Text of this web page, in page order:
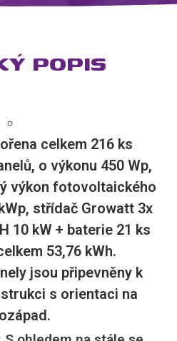
POPIS
celkem 216 ks
o výkonu 450 Wp,
výkon fotovoltaického
střídač Growatt 3x
10 kW + baterie 21 ks
53,76 kWh.
jsou připevněny k
s orientaci na